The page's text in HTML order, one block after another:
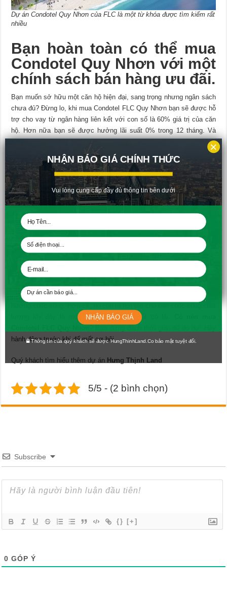
Dự án Condotel Quy Nhơn của FLC là một từ khóa được tìm kiếm rất
nhiều
Bạn hoàn toàn có thể mua
Condotel Quy Nhơn với một
chính sách bán hàng ưu đãi.
Bạn muốn sở hữu một căn hộ hiện đại, sang trọng nhưng ngân sách
chưa đủ? Đừng lo, khi mua Condotel FLC Quy Nhơn bạn sẽ được hỗ
trợ cho vay từ ngân hàng liên kết với con số là 60% giá trị của căn
hộ. Hơn nữa bạn sẽ được hưởng lãi suất 0% trong 12 tháng. Và
khoản vay sẽ có thời hạn trong vòng 15 năm.
Căn hộ Condotel FLC Quy Nhơn – Tiện ích, chất lượng và đẳng
cấp
Bạn là một nhà đầu tư, bạn muốn kiếm lời từ việc cho thuê căn hộ
khách sạn nghỉ dưỡng? Bạn muốn mua nhiều phòng một lúc?
Condotel Quy Nhơn sẽ gửi đến bạn một chính sách chiết khấu hấp
dẫn. Bạn sẽ được giảm 2%/ sản phẩm khi mua từ 2 đến 5 sản
phẩm. Và con số chiết khấu sẽ lên tới 9%/ sản phẩm khi bạn mua từ
25 sản phẩm trở lên. Nếu bạn còn đang đắn đocó nên mua
Condotel FLC Quy Nhơnhay không thì những điều trên đã giúp bạn
có câu trả lời rồi đấy.
Condotel là một loại hình “đa chức năng” . Nó là nơi ở, là nơi tận
lượng khi đây là một lựa chọn đầu tư rất có lãi.
hành động trước khi để mất cơ hội.
Quý khách tìm hiểu thêm dự án Hưng Thịnh Land
5/5 - (2 bình chọn)
Subscribe
{} [+]
0 GÓP Ý
NHẬN BÁO GIÁ CHÍNH THỨC
Vui lòng cung cấp đầy đủ thông tin bên dưới
Thông tin của quý khách sẽ được HungThinhLand.Co bảo mật tuyệt đối.
NHẬN BÁO GIÁ
×